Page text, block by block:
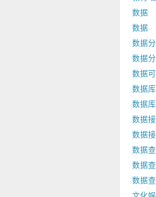
数据
数据
数据
数据
数据
数据库
数据库
数据接
数据接
数据
数据
数据